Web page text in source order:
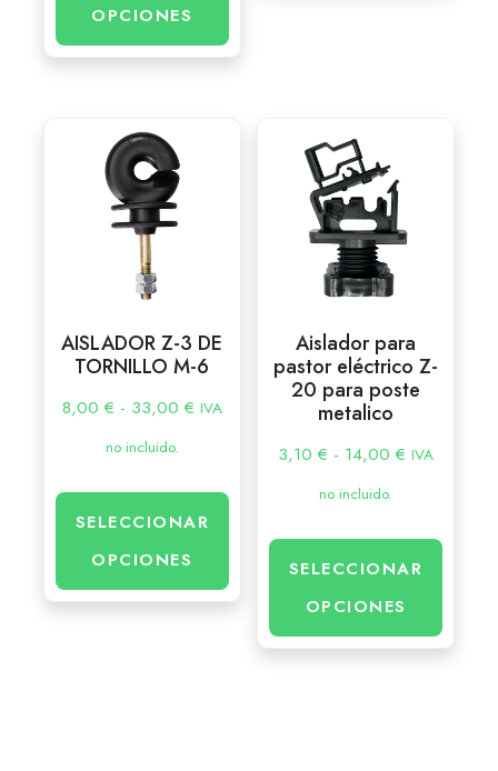
OPCIONES
AISLADOR Z-3 DE
TORNILLO M-6
8,00 € - 33,00 € IVA
no incluido.
SELECCIONAR
OPCIONES
Aislador para
pastor eléctrico Z-
20 para poste
metalico
3,10€ - 14,00€ IVA
no incluido.
SELECCIONAR
OPCIONES